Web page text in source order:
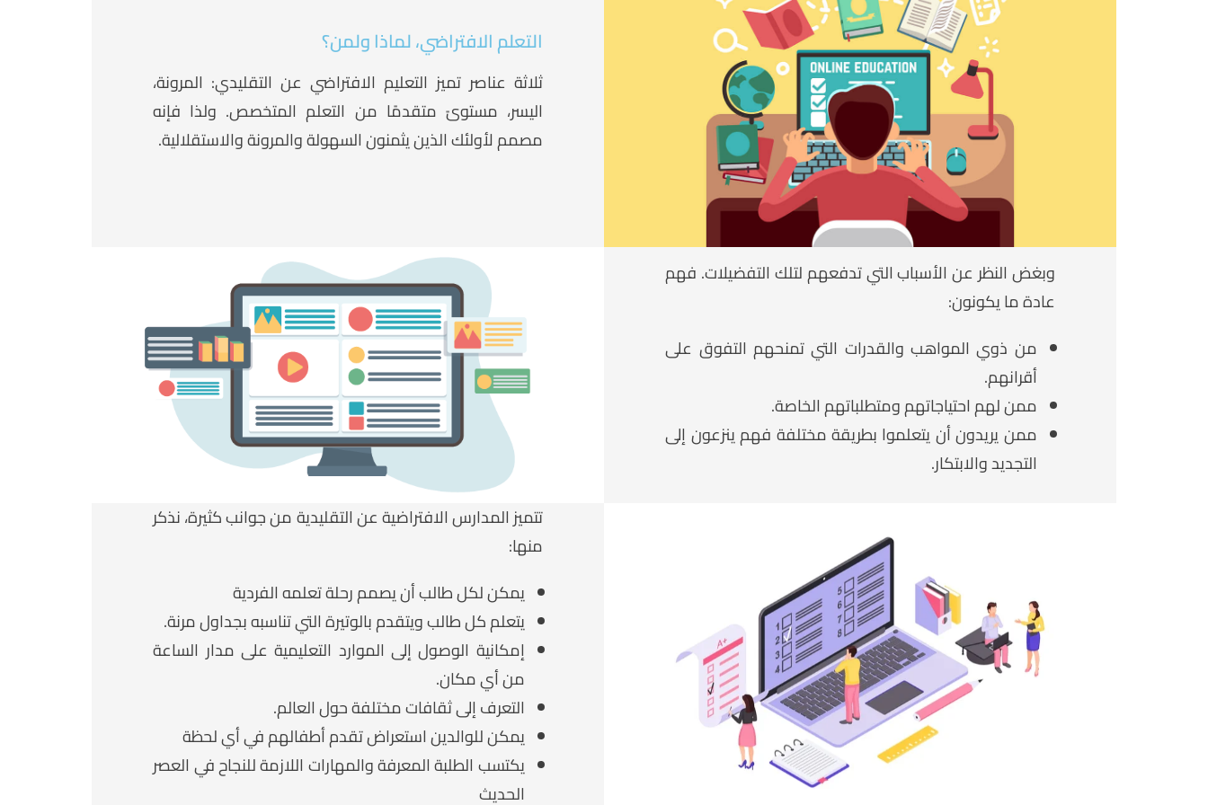
التعلم الافتراضي، لماذا ولمن؟
ثلاثة عناصر تميز التعليم الافتراضي عن التقليدي: المرونة،
اليسر، مستوىً متقدمًا من التعلم المتخصص. ولذا فإنه
مصمم لأولئك الذين يثمنون السهولة والمرونة والاستقلالية.
وبغض النظر عن الأسباب التي تدفعهم لتلك التفضيلات. فهم
عادة ما يكونون:
من ذوي المواهب والقدرات التي تمنحهم التفوق على
أقرانهم.
ممن لهم احتياجاتهم ومتطلباتهم الخاصة.
ممن يريدون أن يتعلموا بطريقة مختلفة فهم ينزعون إلى
التجديد والابتكار.
تتميز المدارس الافتراضية عن التقليدية من جوانب كثيرة، نذكر
منها:
يمكن لكل طالب أن يصمم رحلة تعلمه الفردية
يتعلم كل طالب ويتقدم بالوتيرة التي تناسبه بجداول مرنة.
إمكانية الوصول إلى الموارد التعليمية على مدار الساعة
من أي مكان.
التعرف إلى ثقافات مختلفة حول العالم.
يمكن للوالدين استعراض تقدم أطفالهم في أي لحظة
يكتسب الطلبة المعرفة والمهارات اللازمة للنجاح في العصر
الحديث